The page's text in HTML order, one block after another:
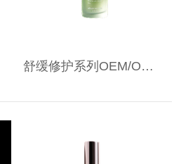
舒缓修护系列OEM/ODM